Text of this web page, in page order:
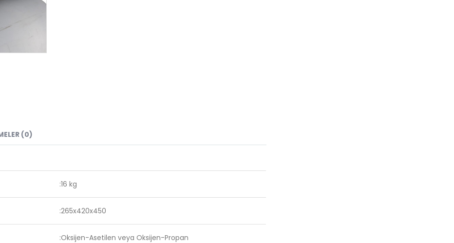
(0)
:16 kg
:265x420x450
:Oksijen-Asetilen veya Oksijen-Propan